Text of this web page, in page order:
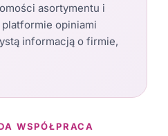
asortymentu i
opiniami
informacją o firmie,
WSPÓŁPRACA